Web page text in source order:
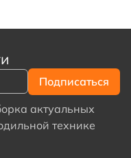
актуальных
технике